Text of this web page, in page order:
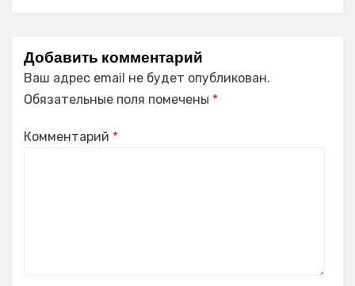
Добавить комментарий
Ваш адрес email не будет опубликован.
Обязательные поля помечены *
Комментарий *